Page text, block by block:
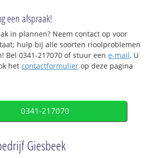
een afspraak!
in plannen? Neem contact op voor
hulp bij alle soorten rioolproblemen
Bel 0341-217070 of stuur eene-mail. U
hetcontactformulier op deze pagina
0341-217070
Giesbeek